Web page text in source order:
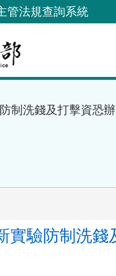
管法規查詢系統
制洗錢及打擊資恐
實驗防制洗錢